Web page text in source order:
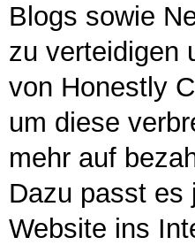
Blogs sowie
zu verteidigen
von Honestly
um diese
mehr auf
Dazu passt es
Website ins